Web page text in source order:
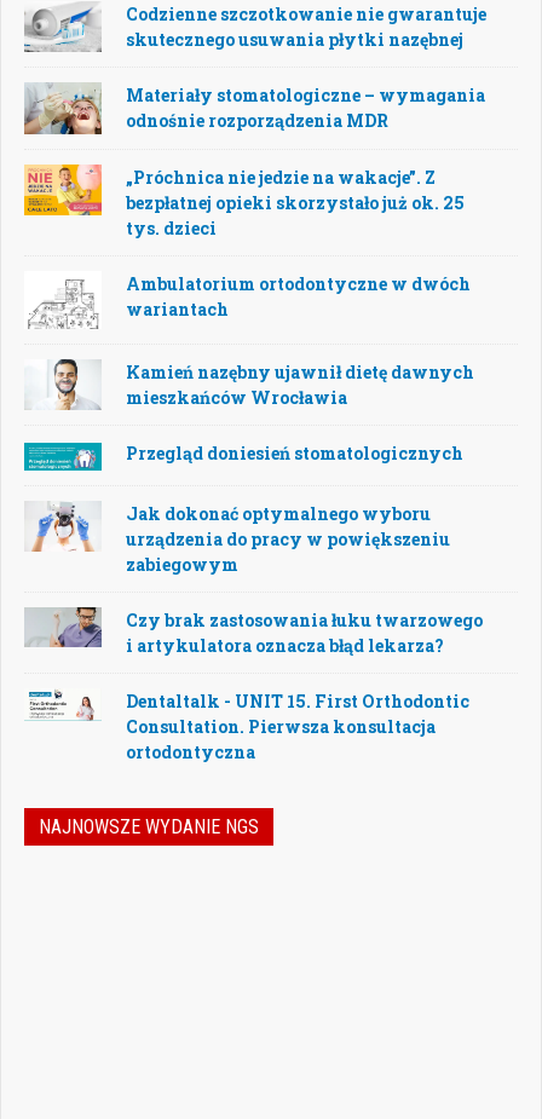
Codzienne szczotkowanie nie gwarantuje
skutecznego usuwania płytki nazębnej
Materiały stomatologiczne – wymagania
odnośnie rozporządzenia MDR
„Próchnica nie jedzie na wakacje”. Z
bezpłatnej opieki skorzystało już ok. 25
tys. dzieci
Ambulatorium ortodontyczne w dwóch
wariantach
Kamień nazębny ujawnił dietę dawnych
mieszkańców Wrocławia
Przegląd doniesień stomatologicznych
Jak dokonać optymalnego wyboru
urządzenia do pracy w powiększeniu
zabiegowym
Czy brak zastosowania łuku twarzowego
i artykulatora oznacza błąd lekarza?
Dentaltalk - UNIT 15. First Orthodontic
Consultation. Pierwsza konsultacja
ortodontyczna
NAJNOWSZE WYDANIE NGS